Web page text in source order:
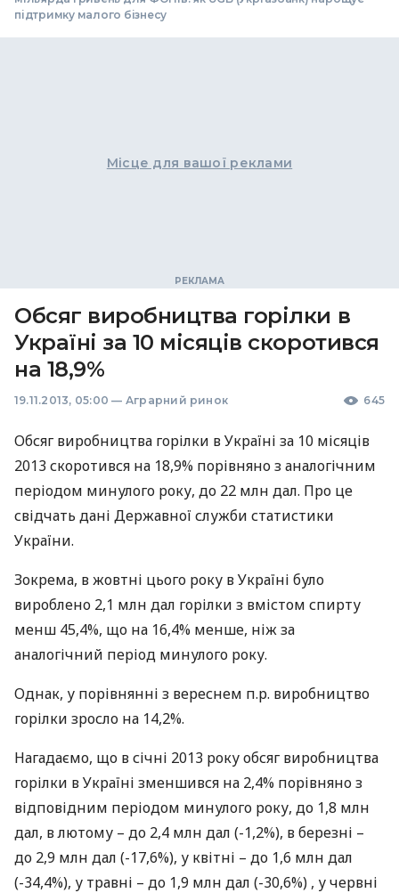
підтримку малого бізнесу
Місце для вашої реклами
Обсяг виробництва горілки в
Україні за 10 місяців скоротився
на 18,9%
19.11.2013, 05:00 — Аграрний ринок 645
Обсяг виробництва горілки в Україні за 10 місяців
2013 скоротився на 18,9% порівняно з аналогічним
періодом минулого року, до 22 млн дал. Про це
свідчать дані Державної служби статистики
України.
Зокрема, в жовтні цього року в Україні було
вироблено 2,1 млн дал горілки з вмістом спирту
менш 45,4%, що на 16,4% менше, ніж за
аналогічний період минулого року.
Однак, у порівнянні з вереснем п.р. виробництво
горілки зросло на 14,2%.
Нагадаємо, що в січні 2013 року обсяг виробництва
горілки в Україні зменшився на 2,4% порівняно з
відповідним періодом минулого року, до 1,8 млн
дал, в лютому – до 2,4 млн дал (-1,2%), в березні –
до 2,9 млн дал (-17,6%), у квітні – до 1,6 млн дал
(-34,4%), у травні – до 1,9 млн дал (-30,6%) , у червні